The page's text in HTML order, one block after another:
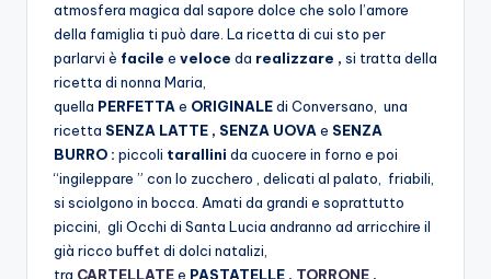
atmosfera magica dal sapore dolce che solo l’amore
della famiglia ti può dare. La ricetta di cui sto per
parlarvi è facile e veloce da realizzare , si tratta della
ricetta di nonna Maria,
quella PERFETTA e ORIGINALEdi Conversano, una
ricetta SENZA LATTE , SENZA UOVA e SENZA
BURRO : piccoli tarallini da cuocere in forno e poi
“ingileppare ” con lo zucchero , delicati al palato, friabili,
si sciolgono in bocca. Amati da grandi e soprattutto
piccini, gli Occhi di Santa Lucia andranno ad arricchire il
già ricco buffet di dolci natalizi,
tra CARTELLATEe PASTATELLE , TORRONE ,